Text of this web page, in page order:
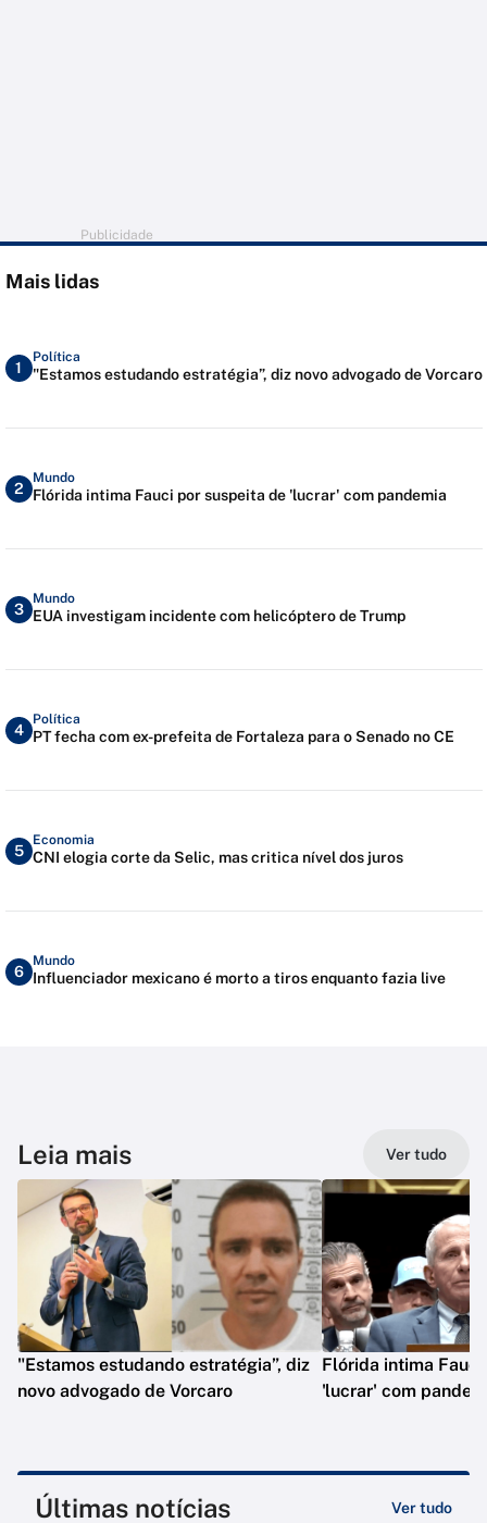
Publicidade
Mais lidas
1
Política
"Estamos estudando estratégia”, diz novo advogado de Vorcaro
2
Mundo
Flórida intima Fauci por suspeita de 'lucrar' com pandemia
3
Mundo
EUA investigam incidente com helicóptero de Trump
4
Política
PT fecha com ex-prefeita de Fortaleza para o Senado no CE
5
Economia
CNI elogia corte da Selic, mas critica nível dos juros
6
Mundo
Influenciador mexicano é morto a tiros enquanto fazia live
Leia mais Ver tudo
"Estamos estudando estratégia”, diz
novo advogado de Vorcaro
Flórida intima
'lucrar' com
Últimas notícias Ver tudo